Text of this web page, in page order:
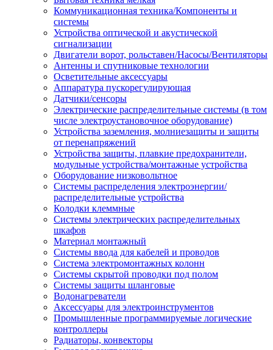
Коммуникационная техника/Компоненты и
системы
Устройства оптической и акустической
сигнализации
Двигатели ворот, рольставен/Насосы/Вентиляторы
Антенны и спутниковые технологии
Осветительные аксессуары
Аппаратура пускорегулирующая
Датчики/сенсоры
Электрические распределительные системы (в том
числе электроустановочное оборудование)
Устройства заземления, молниезащиты и защиты
от перенапряжений
Устройства защиты, плавкие предохранители,
модульные устройства/монтажные устройства
Оборудование низковольтное
Системы распределения электроэнергии/
распределительные устройства
Колодки клеммные
Системы электрических распределительных
шкафов
Материал монтажный
Системы ввода для кабелей и проводов
Система электромонтажных колонн
Системы скрытой проводки под полом
Системы защиты шланговые
Водонагреватели
Аксессуары для электроинструментов
Промышленные программируемые логические
контроллеры
Радиаторы, конвекторы